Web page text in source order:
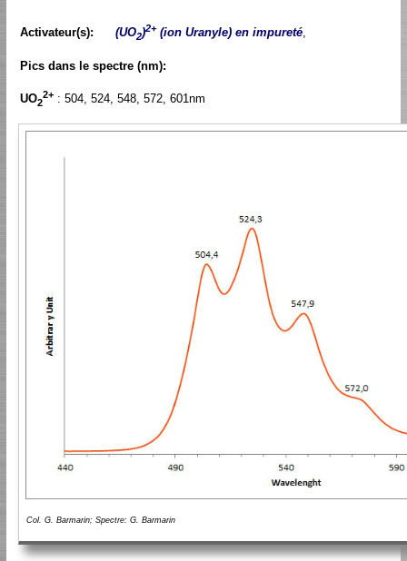
Activateur(s): (UO2)2+(ion Uranyle) en impureté,
Pics dans le spectre (nm):
UO2
2+ : 504, 524, 548, 572, 601nm
Col. G. Barmarin; Spectre: G. Barmarin